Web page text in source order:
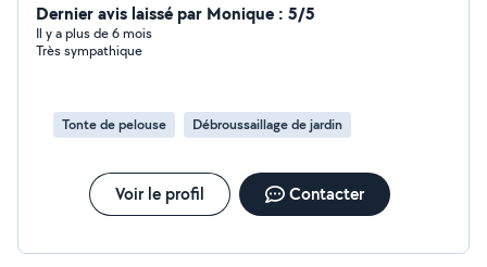
Dernier avis laissé par Monique : 5/5
Il y a plus de 6 mois
Très sympathique
Tonte de pelouse Débroussaillage de jardin
Voir le profil Contacter